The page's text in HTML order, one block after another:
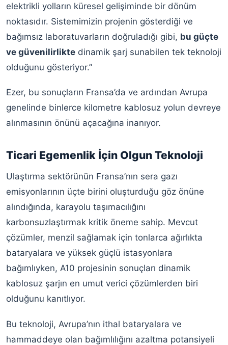
elektrikli yolların küresel gelişiminde bir dönüm
noktasıdır. Sistemimizin projenin gösterdiği ve
bağımsız laboratuvarların doğruladığı gibi, bu güçte
ve güvenilirlikte dinamik şarj sunabilen tek teknoloji
olduğunu gösteriyor.”
Ezer, bu sonuçların Fransa’da ve ardından Avrupa
genelinde binlerce kilometre kablosuz yolun devreye
alınmasının önünü açacağına inanıyor.
Ticari Egemenlik İçin Olgun Teknoloji
Ulaştırma sektörünün Fransa’nın sera gazı
emisyonlarının üçte birini oluşturduğu göz önüne
alındığında, karayolu taşımacılığını
karbonsuzlaştırmak kritik öneme sahip. Mevcut
çözümler, menzil sağlamak için tonlarca ağırlıkta
bataryalara ve yüksek güçlü istasyonlara
bağımlıyken, A10 projesinin sonuçları dinamik
kablosuz şarjın en umut verici çözümlerden biri
olduğunu kanıtlıyor.
Bu teknoloji, Avrupa’nın ithal bataryalara ve
hammaddeye olan bağımlılığını azaltma potansiyeli